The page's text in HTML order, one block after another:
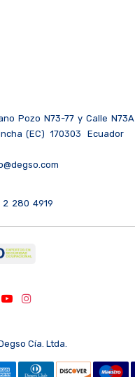
Pozo N73-77 y Calle N73A
(EC)
170303 Ecuador
280 4919
Cía. Ltda.